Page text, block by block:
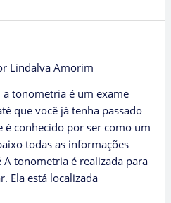
Lindalva Amorim
tonometria é um exame
que você já tenha passado
é conhecido por ser como um
todas as informações
A tonometria é realizada para
Ela está localizada